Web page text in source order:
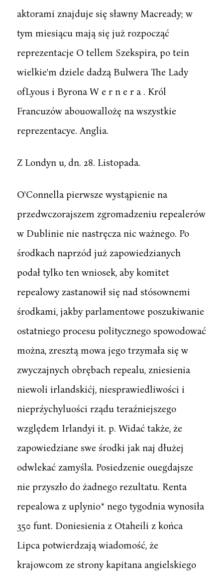
aktorami znajduje się sławny Macready; w
tym miesiącu mają się już rozpocząć
reprezentacje O tellem Szekspira, po tein
wielkie'm dziele dadzą Bulwera The Lady
ofLyous i Byrona W e r n e r a . Król
Francuzów abouowallożę na wszystkie
reprezentacye. Anglia.
Z Londyn u, dn. 28. Listopada.
O'Connella pierwsze wystąpienie na
przedwczorajszem zgromadzeniu repealerów
w Dublinie nie nastręcza nic ważnego. Po
środkach naprzód już zapowiedzianych
podał tylko ten wniosek, aby komitet
repealowy zastanowił się nad stósownemi
środkami, jakby parlamentowe poszukiwanie
ostatniego procesu politycznego spowodować
można, zresztą mowa jego trzymała się w
zwyczajnych obrębach repealu, zniesienia
niewoli irlandskićj, niesprawiedliwości i
nieprźychyluości rządu teraźniejszego
względem Irlandyi it. p. Widać także, że
zapowiedziane swe środki jak naj dłużej
odwlekać zamyśla. Posiedzenie ouegdajsze
nie przyszło do żadnego rezultatu. Renta
repealowa z uplynio* nego tygodnia wynosiła
350 funt. Doniesienia z Otaheili z końca
Lipca potwierdzają wiadomość, że
krajowcom ze strony kapitana angielskiego